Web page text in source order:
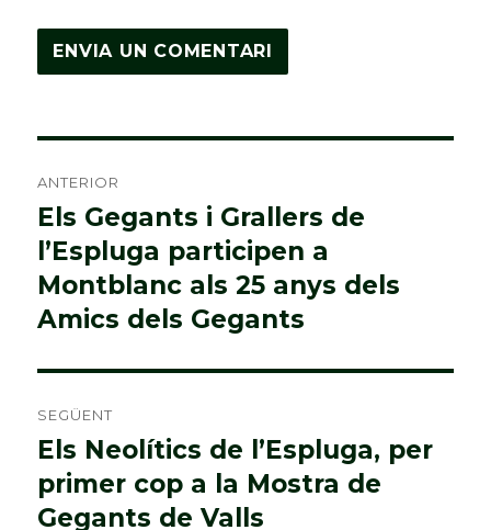
d'entrades
ANTERIOR
Entrada
anterior:
Els Gegants i Grallers de
l’Espluga participen a
Montblanc als 25 anys dels
Amics dels Gegants
SEGÜENT
Entrada
següent:
Els Neolítics de l’Espluga, per
primer cop a la Mostra de
Gegants de Valls